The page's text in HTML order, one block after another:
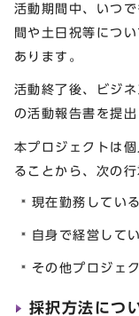
活動期間中、いつ
間や土日祝等につ
あります。
活動終了後、ビジ
の活動報告書を提
本プロジェクトは
ることから、次の行
現在勤務してい
自身で経営して
その他プロジェ
採択方法につ